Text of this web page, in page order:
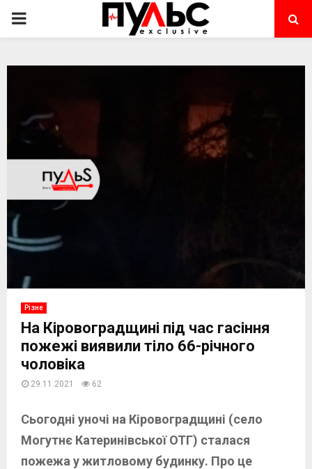
PRIMARY
Різне
На Кіровоградщині під час гасіння
пожежі виявили тіло 66-річного
чоловіка
29.11.2021 62
Сьогодні уночі на Кіровоградщині (село
Могутнє Катеринівської ОТГ) сталася
пожежа у житловому будинку. Про це